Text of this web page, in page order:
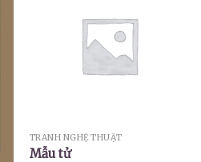
TRANH NGHỆ THUẬT
Mẫu tử